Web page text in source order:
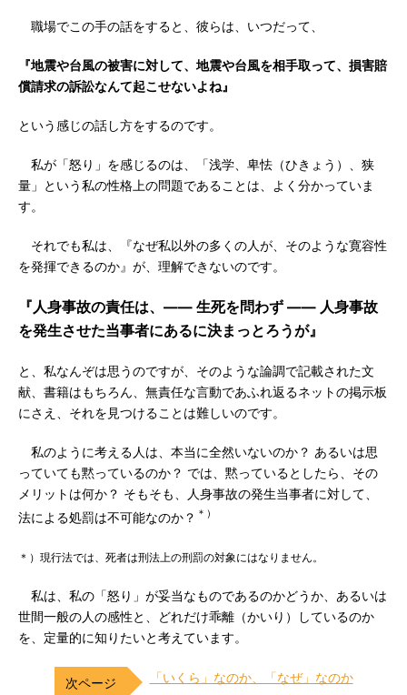
職場でこの手の話をすると、彼らは、いつだって、
『地震や台風の被害に対して、地震や台風を相手取って、損害賠
償請求の訴訟なんて起こせないよね』
という感じの話し方をするのです。
私が「怒り」を感じるのは、「浅学、卑怯（ひきょう）、狭
量」という私の性格上の問題であることは、よく分かっていま
す。
それでも私は、『なぜ私以外の多くの人が、そのような寛容性
を発揮できるのか』が、理解できないのです。
『人身事故の責任は、―― 生死を問わず ―― 人身事故
を発生させた当事者にあるに決まっとろうが』
と、私なんぞは思うのですが、そのような論調で記載された文
献、書籍はもちろん、無責任な言動であふれ返るネットの掲示板
にさえ、それを見つけることは難しいのです。
私のように考える人は、本当に全然いないのか？ あるいは思
っていても黙っているのか？ では、黙っているとしたら、その
メリットは何か？ そもそも、人身事故の発生当事者に対して、
法による処罰は不可能なのか？ ＊）
＊）現行法では、死者は刑法上の刑罰の対象にはなりません。
私は、私の「怒り」が妥当なものであるのかどうか、あるいは
世間一般の人の感性と、どれだけ乖離（かいり）しているのか
を、定量的に知りたいと考えています。
「いくら」なのか、「なぜ」なのか